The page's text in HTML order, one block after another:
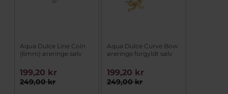
Aqua Dulce Line Coin
(6mm) øreringe sølv
249,00 kr
199,20 kr
Aqua Dulce Curve Bow
øreringe forgyldt sølv
249,00 kr
199,20 kr